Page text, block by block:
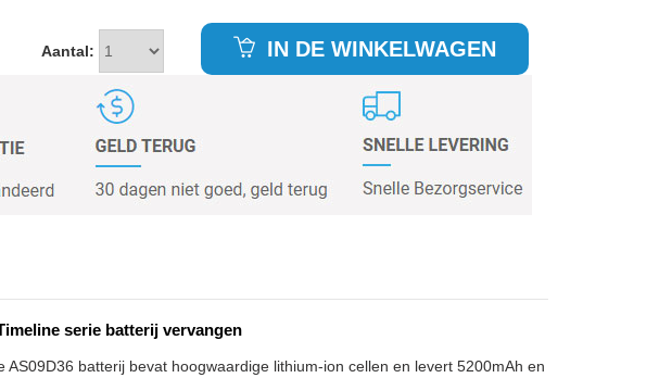
Aantal: IN DE WINKELWAGEN
serie batterij vervangen
AS09D36 batterij bevat hoogwaardige lithium-ion cellen en levert 5200mAh en